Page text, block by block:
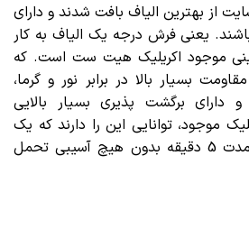
از بهترین الیاف بافت شدند و دارای
یعنی فرش درجه یک الیاف به کار
موجود اکریلیک هیت ست است. که
بسیار بالا در برابر نور و گرما،
دارای برگشت پذیری بسیار بالایی
موجود، توانایی این را دارند که یک
قابله یا اتوی داغ را به مدت 5 دقیقه بدون هیچ آسیبی تحمل